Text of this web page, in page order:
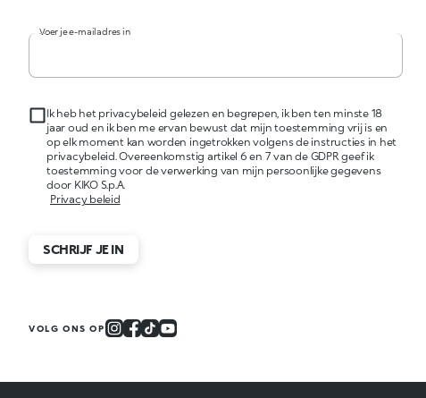
Voer je e-mailadres in
Ik heb het privacybeleid gelezen en begrepen, ik ben ten minste 18
jaar oud en ik ben me ervan bewust dat mijn toestemming vrij is en
op elk moment kan worden ingetrokken volgens de instructies in het
privacybeleid. Overeenkomstig artikel 6 en 7 van de GDPR geef ik
toestemming voor de verwerking van mijn persoonlijke gegevens
door KIKO S.p.A.
Privacy beleid
SCHRIJF JE IN
VOLG ONS OP